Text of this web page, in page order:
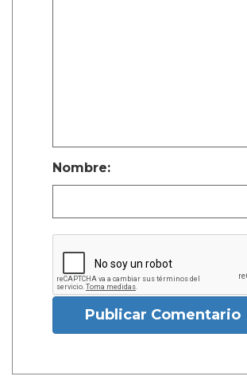
Nombre:
Publicar Comentario